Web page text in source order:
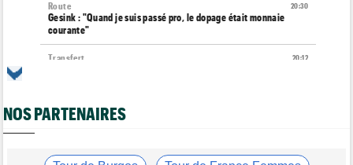
20:30
Route
Gesink : "Quand je suis passé pro, le dopage était monnaie
courante"
20:12
Transfert
Transfert
Lotto-Intermarché fait passer pro trois jeunes de sa formation
Kasia Niewiadoma : "C'est tellement génial d'être cycliste"
NOS PARTENAIRES